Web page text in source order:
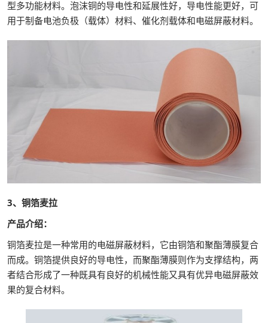
型多功能材料。泡沫铜的导电性和延展性好，导电性能更好，可
用于制备电池负极（载体）材料、催化剂载体和电磁屏蔽材料。
3、铜箔麦拉
产品介绍：
铜箔麦拉是一种常用的电磁屏蔽材料，它由铜箔和聚酯薄膜复合
而成。铜箔提供良好的导电性，而聚酯薄膜则作为支撑结构，两
者结合形成了一种既具有良好的机械性能又具有优异电磁屏蔽效
果的复合材料。